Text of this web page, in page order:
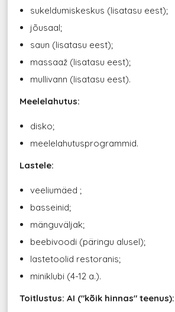
sukeldumiskeskus (lisatasu eest);
jõusaal;
saun (lisatasu eest);
massaaž (lisatasu eest);
mullivann (lisatasu eest).
Meelelahutus:
disko;
meelelahutusprogrammid.
Lastele:
veeliumäed ;
basseinid;
mänguväljak;
beebivoodi (päringu alusel);
lastetoolid restoranis;
miniklubi (4-12 a.).
Toitlustus: AI ("kõik hinnas" teenus):